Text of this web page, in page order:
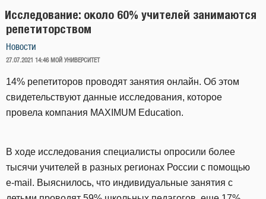
Исследование: около 60% учителей занимаются
репетиторством
Новости
ОПУБЛИКОВАНО
27.07.2021 14:46 МОЙ УНИВЕРСИТЕТ
14% репетиторов проводят занятия онлайн. Об этом
свидетельствуют данные исследования, которое
провела компания MAXIMUM Education.
В ходе исследования специалисты опросили более
тысячи учителей в разных регионах России с помощью
e-mail. Выяснилось, что индивидуальные занятия с